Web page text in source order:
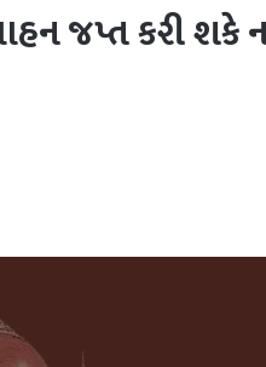
જપ્ત કરી શકે